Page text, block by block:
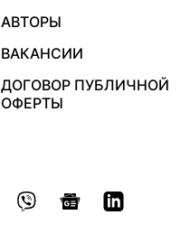
АВТОРЫ
ВАКАНСИИ
ДОГОВОР ПУБЛИЧНОЙ
ОФЕРТЫ